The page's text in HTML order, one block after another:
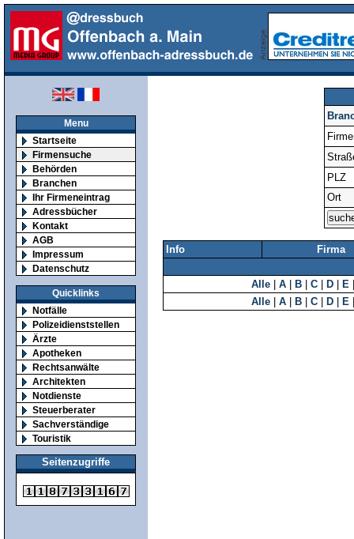
Menu
Startseite
Firmensuche
Behörden
Branchen
Ihr Firmeneintrag
Adressbücher
Kontakt
AGB
Impressum
Datenschutz
Quicklinks
Notfälle
Polizeidienststellen
Ärzte
Apotheken
Rechtsanwälte
Architekten
Notdienste
Steuerberater
Sachverständige
Touristik
Seitenzugriffe
PLZ
Ort
Info Firma
Alle A B C D E
Alle
A B C D E